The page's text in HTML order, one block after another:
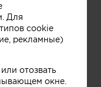
Для
cookie
рекламные)
отозвать
окне.